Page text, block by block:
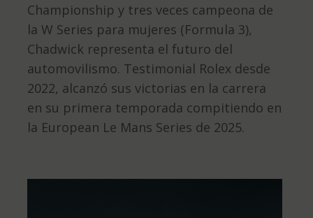
Championship y tres veces campeona de
la W Series para mujeres (Formula 3),
Chadwick representa el futuro del
automovilismo. Testimonial Rolex desde
2022, alcanzó sus victorias en la carrera
en su primera temporada compitiendo en
la European Le Mans Series de 2025.